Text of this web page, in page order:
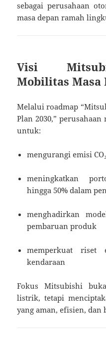
sebagai perusahaan
masa depan ramah
Visi
Mobilitas Masa
Melalui roadmap
Plan 2030,”
untuk:
mengurangi emisi
meningkatkan
hingga 50% dalam
menghadirkan
pembaruan produk
memperkuat riset
kendaraan
Fokus Mitsubishi
listrik, tetapi
yang aman, efisien, dan